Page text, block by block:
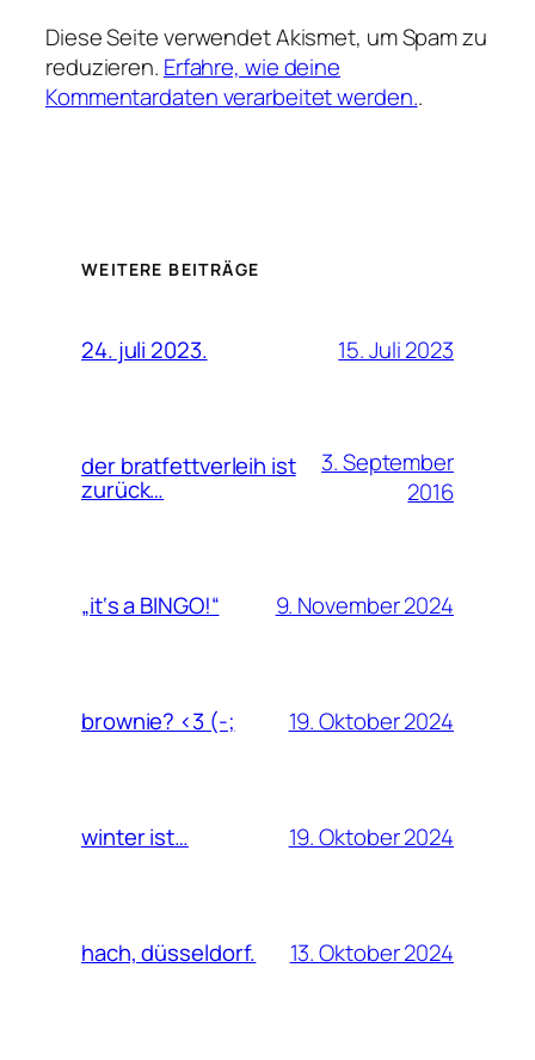
Diese Seite verwendet Akismet, um Spam zu
reduzieren. Erfahre, wie deine
Kommentardaten verarbeitet werden..
WEITERE BEITRÄGE
24. juli 2023. 15. Juli 2023
der bratfettverleih ist
zurück…
3. September
2016
„it‘s a BINGO!“ 9. November 2024
brownie? <3 (-; 19. Oktober 2024
winter ist… 19. Oktober 2024
hach, düsseldorf. 13. Oktober 2024